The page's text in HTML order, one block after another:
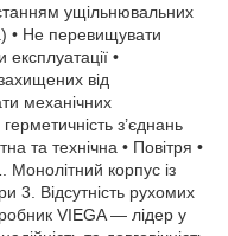
ущільнювальних
• Не перевищувати
•
від
механічних
з’єднань
та технічна • Повітря •
Монолітний корпус із
3. Відсутність рухомих
VIEGA — лідер у